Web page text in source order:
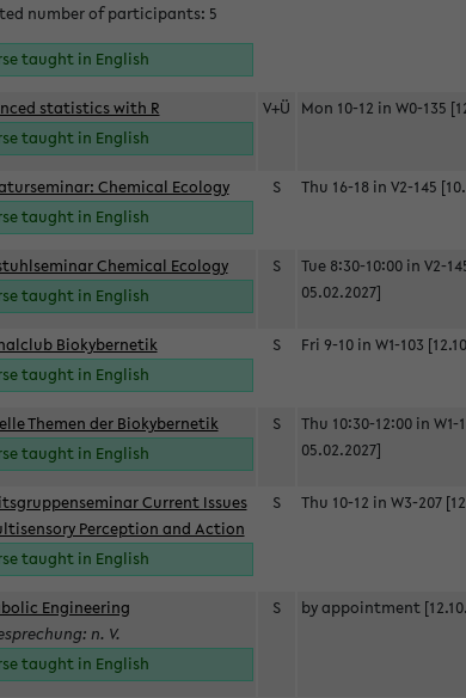
number of participants: 5
taught in English
statistics with R
taught in English
V+Ü Mon 10-12 in W0-135
Chemical Ecology
taught in English
S Thu 16-18 in V2-145
Chemical Ecology
taught in English
S
Tue 8:30-10:00 in V2-
05.02.2027]
Biokybernetik
taught in English
S Fri 9-10 in W1-103
Themen der Biokybernetik
taught in English
S
Thu 10:30-12:00 in W1-
05.02.2027]
Current Issues
Perception and Action
taught in English
S Thu 10-12 in W3-207
Engineering
n. V.
taught in English
S by appointment